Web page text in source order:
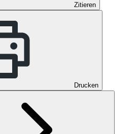
Zitieren
Drucken